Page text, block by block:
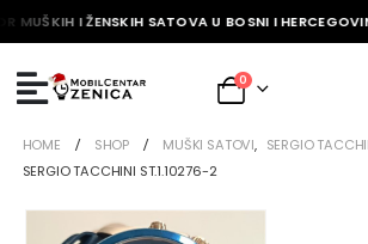
MUŠKIH I ŽENSKIH SATOVA U BOSNI I
0
HOME SHOP MUŠKI SATOVI, SERGIO
SERGIO TACCHINI ST.1.10276-2